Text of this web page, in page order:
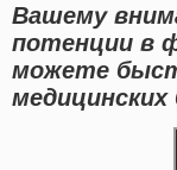
Вашему
потенции в
можете